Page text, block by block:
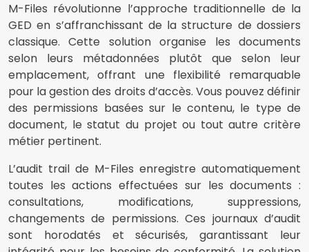
M-Files révolutionne l’approche traditionnelle de la
GED en s’affranchissant de la structure de dossiers
classique. Cette solution organise les documents
selon leurs métadonnées plutôt que selon leur
emplacement, offrant une flexibilité remarquable
pour la gestion des droits d’accès. Vous pouvez définir
des permissions basées sur le contenu, le type de
document, le statut du projet ou tout autre critère
métier pertinent.
L’audit trail de M-Files enregistre automatiquement
toutes les actions effectuées sur les documents :
consultations, modifications, suppressions,
changements de permissions. Ces journaux d’audit
sont horodatés et sécurisés, garantissant leur